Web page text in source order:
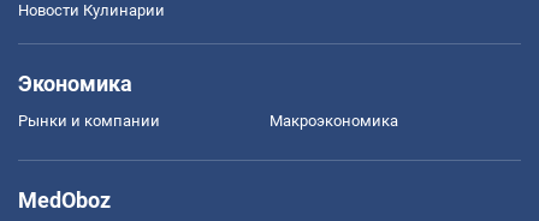
Новости Кулинарии
Экономика
Рынки и компании Mакроэкономика
MedOboz